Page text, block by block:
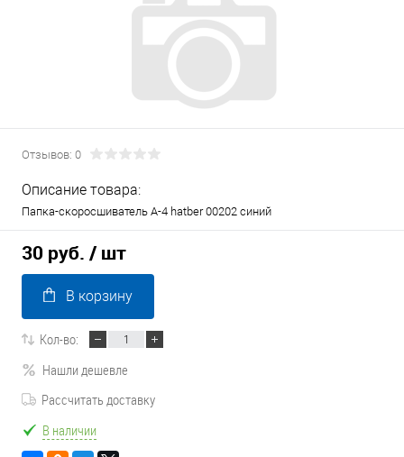
Отзывов: 0
Описание товара:
Папка-скоросшиватель А-4 hatber 00202 синий
30 руб. / шт
В корзину
Кол-во:
Нашли дешевле
Рассчитать доставку
В наличии